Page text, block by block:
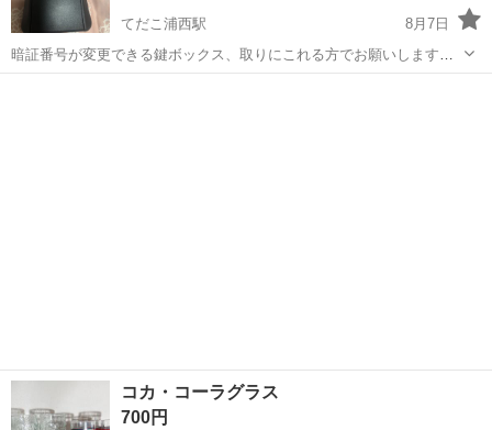
てだこ浦西駅
8月7日
暗証番号が変更できる鍵ボックス、取りにこれる方でお願いします場
所は沖縄市です。
コカ・コーラグラス
700円